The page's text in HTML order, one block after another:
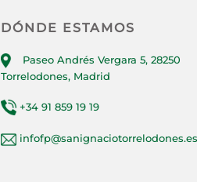
DÓNDE ESTAMOS
Paseo Andrés Vergara 5, 28250
Torrelodones, Madrid
+34 91 859 19 19
infofp@sanignaciotorrelodones.es